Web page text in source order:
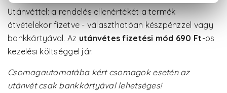
Utánvéttel: a rendelés ellenértékét a termék
átvételekor fizetve - választhatóan készpénzzel vagy
bankkártyával. Az utánvétes fizetési mód 690 Ft-os
kezelési költséggel jár.
Csomagautomatába kért csomagok esetén az
utánvét csak bankkártyával lehetséges!